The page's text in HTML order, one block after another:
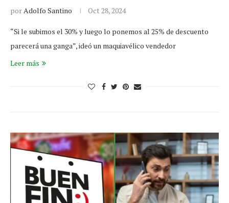
porAdolfo Santino Oct 28, 2024
“Si le subimos el 30% y luego lo ponemos al 25% de descuento
parecerá una ganga”, ideó un maquiavélico vendedor
Leer más